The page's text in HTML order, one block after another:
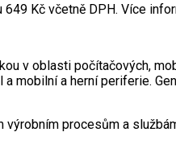
Kč včetně DPH. Více
v oblasti počítačových,
mobilní a herní periferie.
procesům a